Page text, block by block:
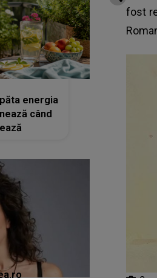
fost
energia
când